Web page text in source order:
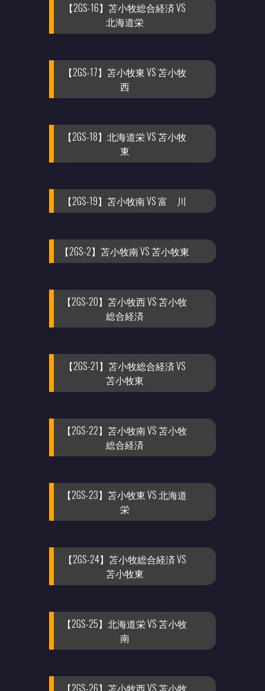
【2GS-16】苫小牧総合経済 VS
北海道栄
【2GS-17】苫小牧東 VS 苫小牧
西
【2GS-18】北海道栄 VS 苫小牧
東
【2GS-19】苫小牧南 VS 富 川
【2GS-2】苫小牧南 VS 苫小牧東
【2GS-20】苫小牧西 VS 苫小牧
総合経済
【2GS-21】苫小牧総合経済 VS
苫小牧東
【2GS-22】苫小牧南 VS 苫小牧
総合経済
【2GS-23】苫小牧東 VS 北海道
栄
【2GS-24】苫小牧総合経済 VS
苫小牧東
【2GS-25】北海道栄 VS 苫小牧
南
【2GS-26】苫小牧西 VS 苫小牧